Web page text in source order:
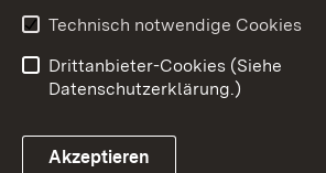
Ernährung - Ländlicher
Technisch notwendige Cookies
Drittanbieter-Cookies (Siehe
Datenschutzerklärung.)
Akzeptieren